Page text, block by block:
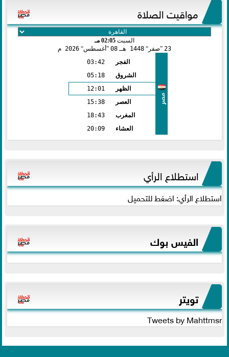
مواقيت الصلاة
السبت 02:05 مـ
23 صفر 1448 هـ 08 أغسطس 2026 م
مصر
الفجر
03:42
الشروق
05:18
الظهر
12:01
العصر
15:38
المغرب
18:43
العشاء
20:09
استطلاع الرأي
استطلاع الرأي: اضغط للتحميل
الفيس بوك
تويتر
Tweets by Mahttmsr